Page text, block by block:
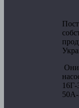
Они
16Г-